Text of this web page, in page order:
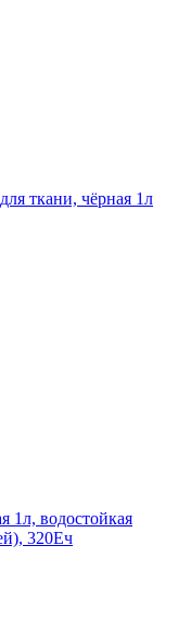
ткани, чёрная 1л
1л, водостойкая
320Eч